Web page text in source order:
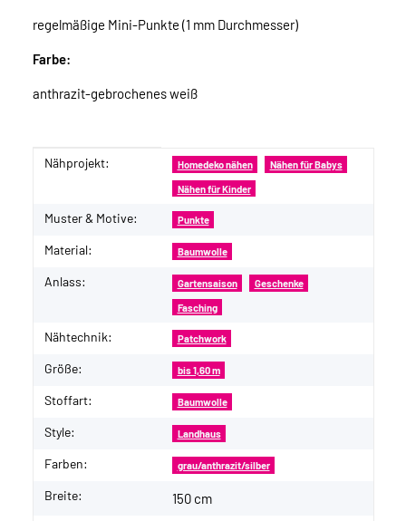
regelmäßige Mini-Punkte (1 mm Durchmesser)
Farbe:
anthrazit-gebrochenes weiß
Produkteigenschaft
Wert
Nähprojekt: Homedeko nähen Nähen für Babys
Nähen für Kinder
Muster & Motive: Punkte
Material: Baumwolle
Anlass: Gartensaison Geschenke
Fasching
Nähtechnik: Patchwork
Größe: bis 1,60 m
Stoffart: Baumwolle
Style: Landhaus
Farben: grau/anthrazit/silber
Breite: 150 cm